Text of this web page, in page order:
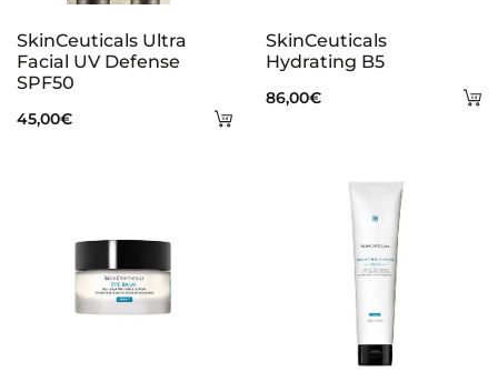
Añadir
SkinCeuticals Ultra
Facial UV Defense
SPF50
45,00€
SkinCeuticals
Hydrating B5
86,00€